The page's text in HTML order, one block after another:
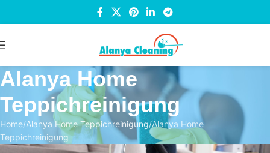
Alanya Home
Teppichreinigung
Home Alanya Home Teppichreinigung Alanya Home
Teppichreinigung